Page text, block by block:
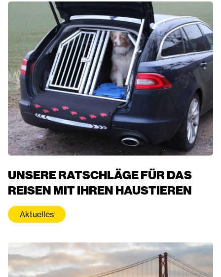
UNSERE RATSCHLÄGE FÜR DAS
REISEN MIT IHREN HAUSTIEREN
Aktuelles